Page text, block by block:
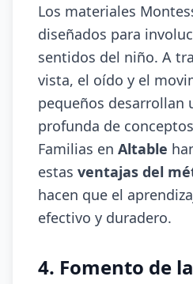
Los materiales
diseñados para
sentidos del niño. A
vista, el oído y el
pequeños desarrollan
profunda de
Familias en Altable
estas ventajas del
hacen que el
efectivo y duradero.
4. Fomento de